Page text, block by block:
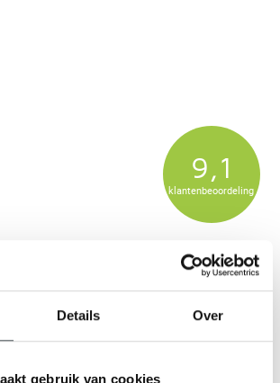
Details Over
gebruik van cookies
9,1
klantenbeoordeling